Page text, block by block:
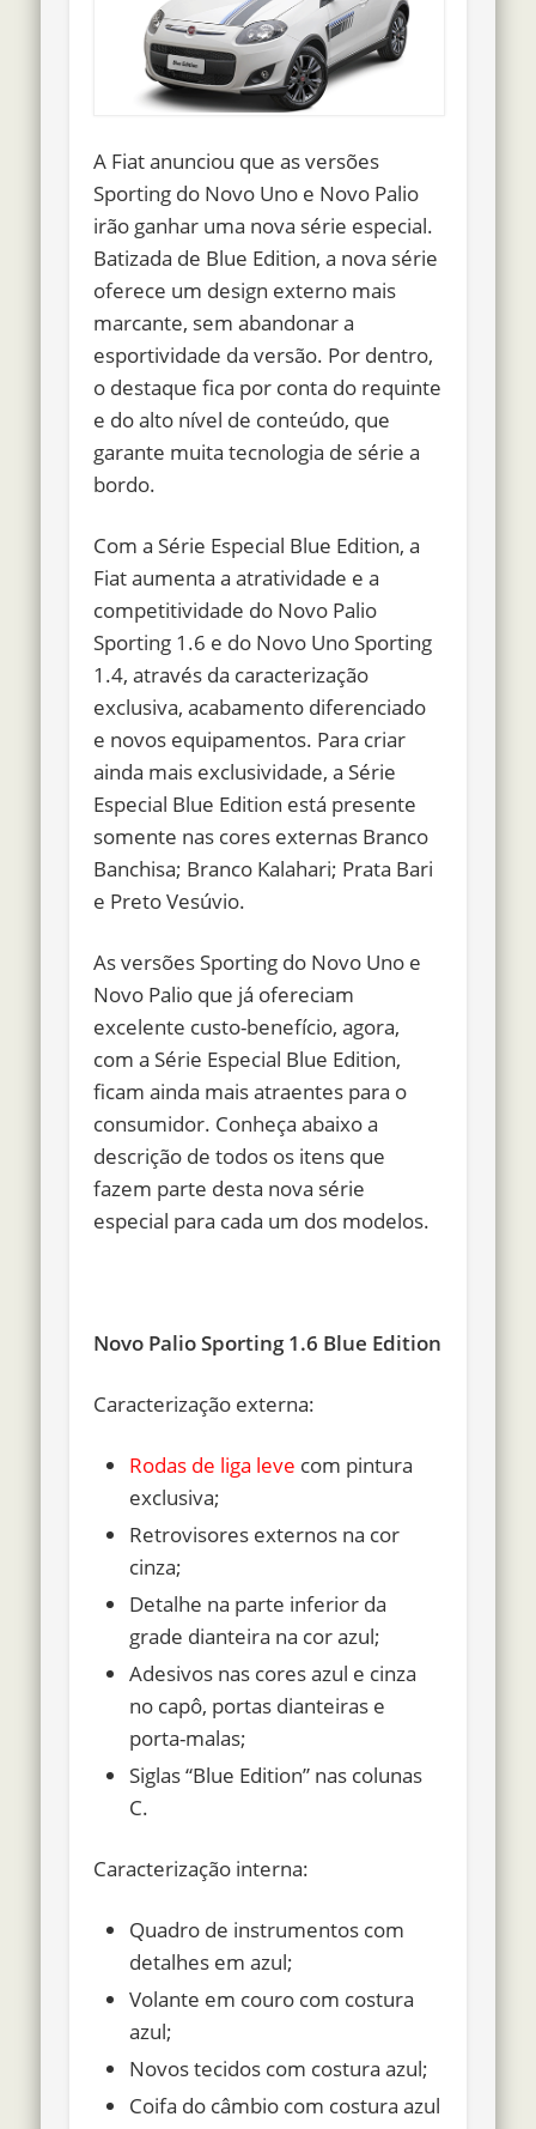
A Fiat anunciou que as versões
Sporting do Novo Uno e Novo Palio
irão ganhar uma nova série especial.
Batizada de Blue Edition, a nova série
oferece um design externo mais
marcante, sem abandonar a
esportividade da versão. Por dentro,
o destaque fica por conta do requinte
e do alto nível de conteúdo, que
garante muita tecnologia de série a
bordo.
Com a Série Especial Blue Edition, a
Fiat aumenta a atratividade e a
competitividade do Novo Palio
Sporting 1.6 e do Novo Uno Sporting
1.4, através da caracterização
exclusiva, acabamento diferenciado
e novos equipamentos. Para criar
ainda mais exclusividade, a Série
Especial Blue Edition está presente
somente nas cores externas Branco
Banchisa; Branco Kalahari; Prata Bari
e Preto Vesúvio.
As versões Sporting do Novo Uno e
Novo Palio que já ofereciam
excelente custo-benefício, agora,
com a Série Especial Blue Edition,
ficam ainda mais atraentes para o
consumidor. Conheça abaixo a
descrição de todos os itens que
fazem parte desta nova série
especial para cada um dos modelos.
Novo Palio Sporting 1.6 Blue Edition
Caracterização externa:
Rodas de liga leve com pintura
exclusiva;
Retrovisores externos na cor
cinza;
Detalhe na parte inferior da
grade dianteira na cor azul;
Adesivos nas cores azul e cinza
no capô, portas dianteiras e
porta-malas;
Siglas “Blue Edition” nas colunas
C.
Caracterização interna:
Quadro de instrumentos com
detalhes em azul;
Volante em couro com costura
azul;
Novos tecidos com costura azul;
Coifa do câmbio com costura azul